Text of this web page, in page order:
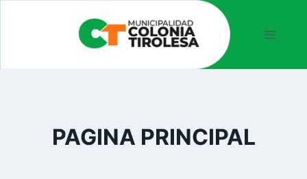
PAGINA PRINCIPAL